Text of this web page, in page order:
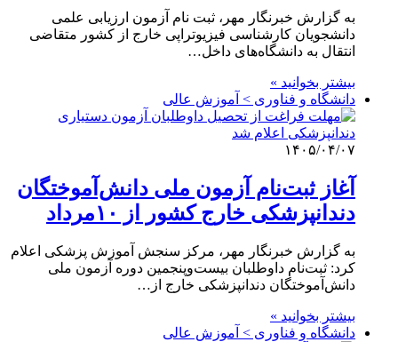
به گزارش خبرنگار مهر، ثبت نام آزمون ارزیابی علمی
دانشجویان کارشناسی فیزیوتراپی خارج از کشور متقاضی
انتقال به دانشگاه‌های داخل…
بیشتر بخوانید »
دانشگاه و فناوری > آموزش عالی
۱۴۰۵/۰۴/۰۷
آغاز ثبت‌نام آزمون ملی دانش‌آموختگان
دندانپزشکی خارج کشور از ۱۰مرداد
به گزارش خبرنگار مهر، مرکز سنجش آموزش پزشکی اعلام
کرد: ثبت‌نام داوطلبان بیست‌وپنجمین دوره آزمون ملی
دانش‌آموختگان دندانپزشکی خارج از…
بیشتر بخوانید »
دانشگاه و فناوری > آموزش عالی